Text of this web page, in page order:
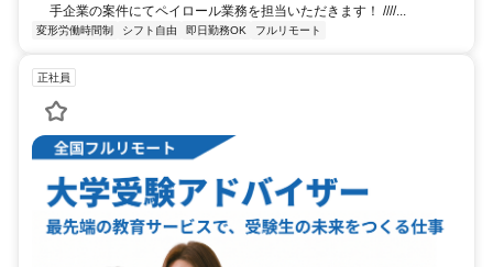
手企業の案件にてペイロール業務を担当いただきます！ ////...
変形労働時間制 シフト自由 即日勤務OK フルリモート
正社員